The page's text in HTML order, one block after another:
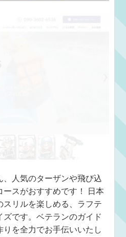
、人気のターザンや飛び込
スがおすすめです！ 日本
スリルを楽しめる、ラフテ
ズです。ベテランのガイド
を全力でお手伝いいたし